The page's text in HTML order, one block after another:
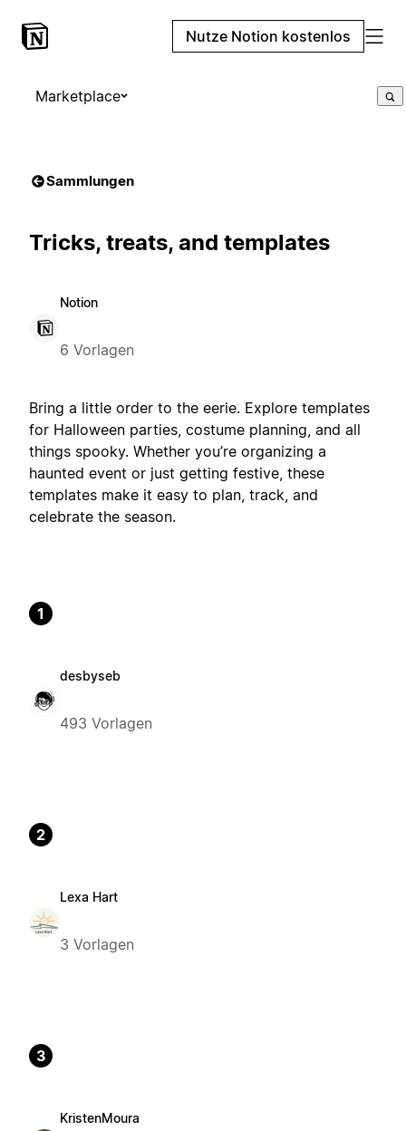
Nutze Notion kostenlos
Marketplace
Sammlungen
Tricks, treats, and templates
Notion
6 Vorlagen
Bring a little order to the eerie. Explore templates
for Halloween parties, costume planning, and all
things spooky. Whether you’re organizing a
haunted event or just getting festive, these
templates make it easy to plan, track, and
celebrate the season.
1
desbyseb
493 Vorlagen
2
Lexa Hart
3 Vorlagen
3
KristenMoura